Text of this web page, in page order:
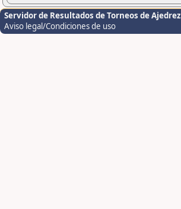
Servidor de Resultados de Torneos de Ajedrez
Aviso legal/Condiciones de uso